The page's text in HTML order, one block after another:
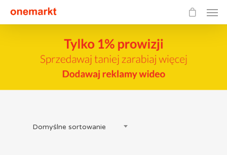
Domyślne sortowanie